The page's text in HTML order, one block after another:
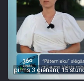
pirms 3 dienām, 15